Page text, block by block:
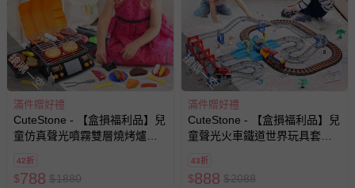
搶購一空
滿件贈好禮
CuteStone - 【盒損福利品】兒
童仿真聲光噴霧雙層燒烤爐與
42折
$788 $1880
搶購一空
滿件贈好禮
CuteStone - 【盒損福利品】兒
童聲光火車鐵道世界玩具套裝
43折
$888 $2088